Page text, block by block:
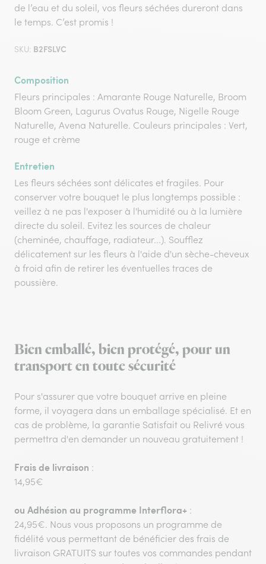
de l’eau et du soleil, vos fleurs séchées dureront dans
le temps. C’est promis !
SKU: B2FSLVC
Composition
Fleurs principales : Amarante Rouge Naturelle, Broom
Bloom Green, Lagurus Ovatus Rouge, Nigelle Rouge
Naturelle, Avena Naturelle. Couleurs principales : Vert,
rouge et crème
Entretien
Les fleurs séchées sont délicates et fragiles. Pour
conserver votre bouquet le plus longtemps possible :
veillez à ne pas l'exposer à l'humidité ou à la lumière
directe du soleil. Evitez les sources de chaleur
(cheminée, chauffage, radiateur...). Soufflez
délicatement sur les fleurs à l'aide d'un sèche-cheveux
à froid afin de retirer les éventuelles traces de
poussière.
Bien emballé, bien protégé, pour un
transport en toute sécurité
Pour s'assurer que votre bouquet arrive en pleine
forme, il voyagera dans un emballage spécialisé. Et en
cas de problème, la garantie Satisfait ou Relivré vous
permettra d'en demander un nouveau gratuitement !
Frais de livraison :
14,95€
ou Adhésion au programme Interflora+ :
24,95€. Nous vous proposons un programme de
fidélité vous permettant de bénéficier des frais de
livraison GRATUITS sur toutes vos commandes pendant